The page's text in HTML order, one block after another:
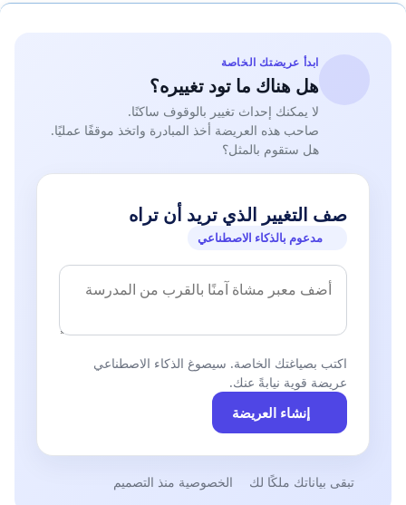
ابدأ عريضتك الخاصة
هل هناك ما تود تغييره؟
لا يمكنك إحداث تغيير بالوقوف ساكنًا.
صاحب هذه العريضة أخذ المبادرة واتخذ موقفًا عمليًا.
هل ستقوم بالمثل؟
صف التغيير الذي تريد أن تراه
مدعوم بالذكاء الاصطناعي
اكتب بصياغتك الخاصة. سيصوغ الذكاء الاصطناعي
عريضة قوية نيابةً عنك.
إنشاء العريضة
تبقى بياناتك ملكًا لك الخصوصية منذ التصميم